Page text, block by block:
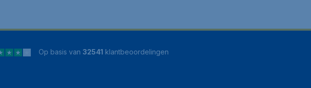
Op basis van 32541 klantbeoordelingen